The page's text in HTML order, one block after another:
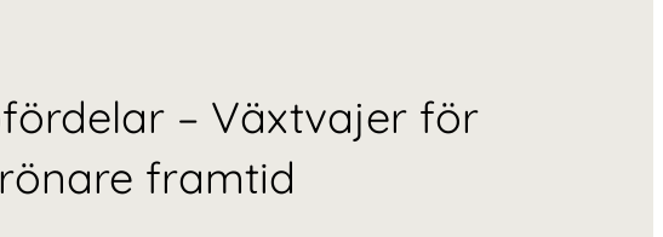
– Växtvajer för
framtid